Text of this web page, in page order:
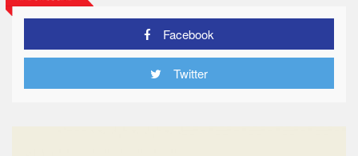
Facebook
Twitter